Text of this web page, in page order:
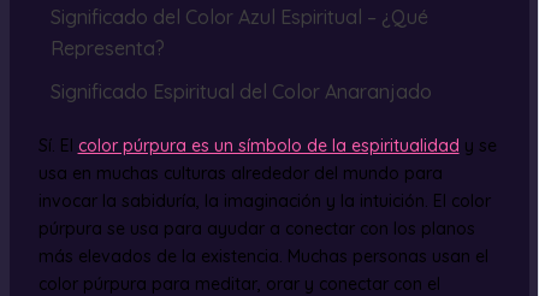
Significado del Color Azul Espiritual – ¿Qué
Representa?
Significado Espiritual del Color Anaranjado
Sí. El color púrpura es un símbolo de la espiritualidad y se
usa en muchas culturas alrededor del mundo para
invocar la sabiduría, la imaginación y la intuición. El color
púrpura se usa para ayudar a conectar con los planos
más elevados de la existencia. Muchas personas usan el
color púrpura para meditar, orar y conectar con el